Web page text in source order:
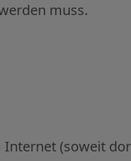
muss.
Internet (soweit